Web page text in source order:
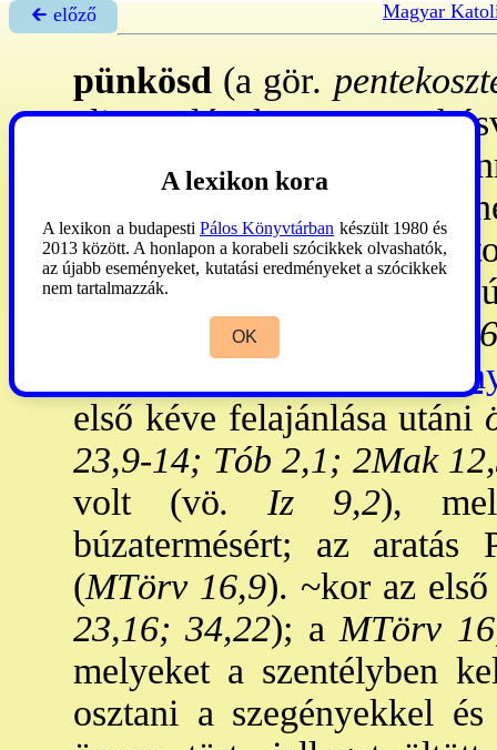
🡰 előző Magyar
pünkösd (a gör.
eljövetelének ünnepe a
az egyik
kellett jelenniük Jahve
Neve a tört. folyamán
34,22: az első termés
MTörv 16,10 és
Szám
→kovásztalan
első kéve felajánlása utáni
23,9-14; Tób 2,1; 2Mak
volt (vö. Iz 9,2),
búzatermésért; az
(MTörv 16,9). ~kor az első
23,16; 34,22); a MTörv
melyeket a szentélyben
osztani a szegényekkel
A lexikon kora
A lexikon a budapesti Pálos Könyvtárban készült 1980 és
2013 között. A honlapon a korabeli szócikkek olvashatók,
az újabb eseményeket, kutatási eredményeket a szócikkek
nem tartalmazzák.
OK